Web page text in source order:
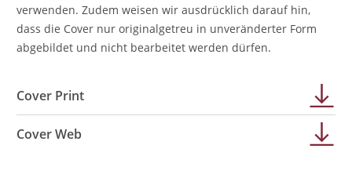
verwenden. Zudem weisen wir ausdrücklich darauf hin,
dass die Cover nur originalgetreu in unveränderter Form
abgebildet und nicht bearbeitet werden dürfen.
Cover Print
Cover Web